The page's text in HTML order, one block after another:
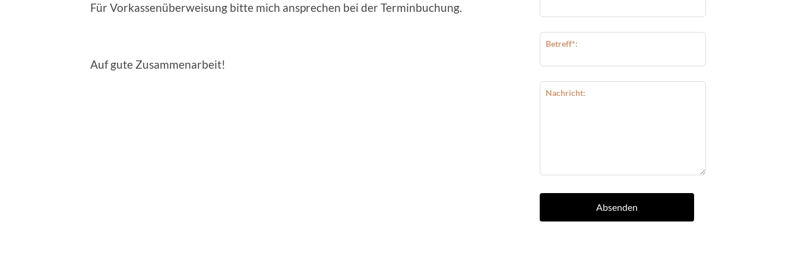
Für Vorkassenüberweisung bitte mich ansprechen bei der Terminbuchung.
Auf gute Zusammenarbeit!
Betreff*:
Nachricht:
Absenden